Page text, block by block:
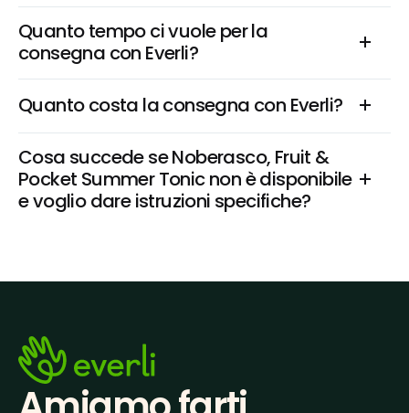
Quanto tempo ci vuole per la
consegna con Everli?
Quanto costa la consegna con Everli?
Cosa succede se Noberasco, Fruit &
Pocket Summer Tonic non è disponibile
e voglio dare istruzioni specifiche?